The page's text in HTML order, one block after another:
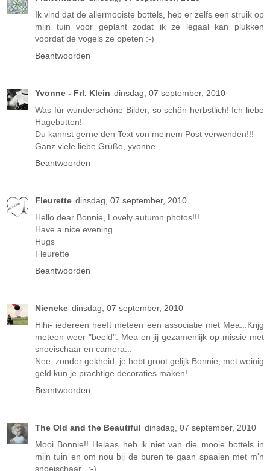
Ik vind dat de allermooiste bottels, heb er zelfs een struik op
mijn tuin voor geplant zodat ik ze legaal kan plukken
voordat de vogels ze opeten :-)
Beantwoorden
Yvonne - Frl. Klein dinsdag, 07 september, 2010
Was für wunderschöne Bilder, so schön herbstlich! Ich liebe
Hagebutten!
Du kannst gerne den Text von meinem Post verwenden!!!
Ganz viele liebe Grüße, yvonne
Beantwoorden
Fleurette dinsdag, 07 september, 2010
Hello dear Bonnie, Lovely autumn photos!!!
Have a nice evening
Hugs
Fleurette
Beantwoorden
Nieneke dinsdag, 07 september, 2010
Hihi- iedereen heeft meteen een associatie met Mea...Krijg
meteen weer "beeld": Mea en jij gezamenlijk op missie met
snoeischaar en camera...
Nee, zonder gekheid; je hebt groot gelijk Bonnie, met weinig
geld kun je prachtige decoraties maken!
Beantwoorden
The Old and the Beautiful dinsdag, 07 september, 2010
Mooi Bonnie!! Helaas heb ik niet van die mooie bottels in
mijn tuin en om nou bij de buren te gaan spaaien met m'n
snoeischaar...;-)